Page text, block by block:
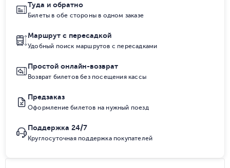
Туда и обратно
Билеты в обе стороны в одном заказе
Маршрут с пересадкой
Удобный поиск маршрутов с пересадками
Простой онлайн-возврат
Возврат билетов без посещения кассы
Предзаказ
Оформление билетов на нужный поезд
Поддержка 24/7
Круглосуточная поддержка покупателей